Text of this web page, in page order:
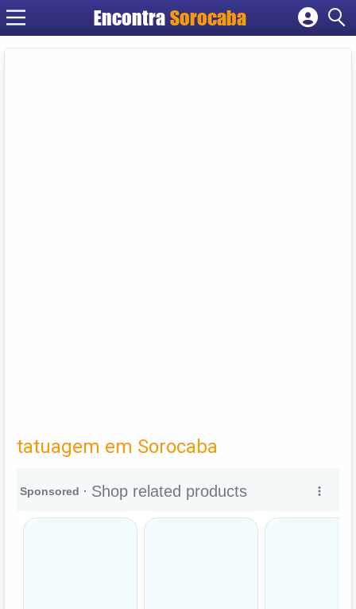
EncontraSorocaba
Cadastrar empresa
tatuagem em Sorocaba